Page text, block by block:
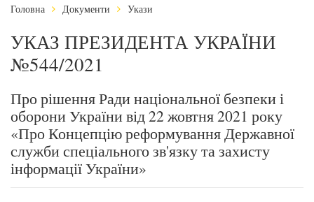
Головна Документи Укази
УКАЗ ПРЕЗИДЕНТА УКРАЇНИ
№544/2021
Про рішення Ради національної безпеки і
оборони України від 22 жовтня 2021 року
«Про Концепцію реформування Державної
служби спеціального зв'язку та захисту
інформації України»